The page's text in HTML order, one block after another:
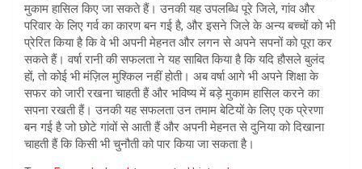
मुकाम हासिल किए जा सकते हैं। उनकी यह उपलब्धि पूरे जिले, गांव और
परिवार के लिए गर्व का कारण बन गई है, और इसने जिले के अन्य बच्चों को भी
प्रेरित किया है कि वे भी अपनी मेहनत और लगन से अपने सपनों को पूरा कर
सकते हैं। वर्षा रानी की सफलता ने यह साबित किया है कि यदि हौसले बुलंद
हों, तो कोई भी मंज़िल मुश्किल नहीं होती। अब वर्षा आगे भी अपने शिक्षा के
सफर को जारी रखना चाहती हैं और भविष्य में बड़े मुकाम हासिल करने का
सपना रखती हैं। उनकी यह सफलता उन तमाम बेटियों के लिए एक प्रेरणा
बन गई है जो छोटे गांवों से आती हैं और अपनी मेहनत से दुनिया को दिखाना
चाहती हैं कि किसी भी चुनौती को पार किया जा सकता है।